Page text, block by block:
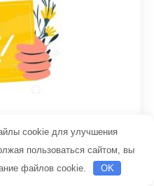
cookie для улучшения
пользоваться сайтом, вы
файлов cookie.
OK